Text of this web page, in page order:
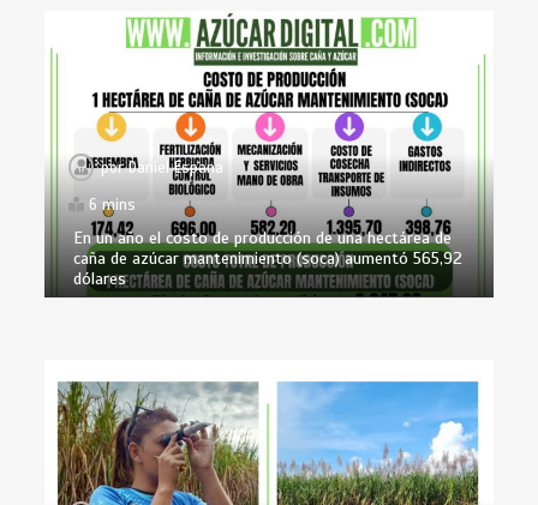
porDaniel Espana
6 mins
En un año el costo de producción de una hectárea de
caña de azúcar mantenimiento (soca) aumentó 565,92
dólares